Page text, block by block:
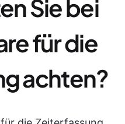
Sie bei
für die
achten?